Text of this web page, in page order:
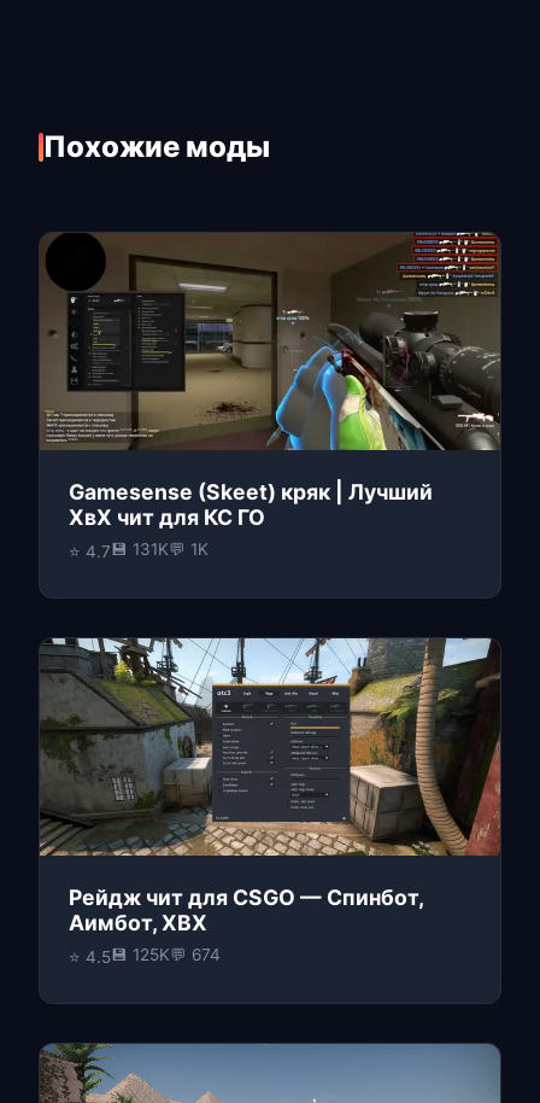
Похожие моды
Gamesense (Skeet) кряк | Лучший
ХвХ чит для КС ГО
⭐ 4.7💾 131K💬 1K
Рейдж чит для CSGO — Спинбот,
Аимбот, ХВХ
⭐ 4.5💾 125K💬 674